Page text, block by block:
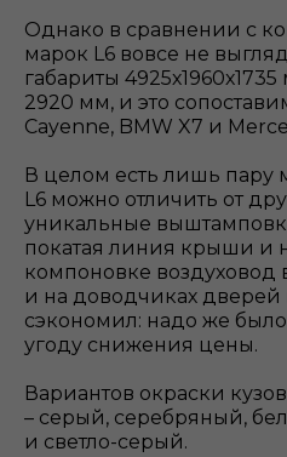
Однако в сравнении с
марок L6 вовсе не
габариты
2920 мм, и это
Cayenne, BMW X7 и
В целом есть лишь пару
L6 можно отличить от
уникальные
покатая линия крыши и
компоновке воздуховод
и на доводчиках
сэкономил: надо же
угоду снижения цены.
Вариантов окраски
– серый, серебряный,
и светло-серый.